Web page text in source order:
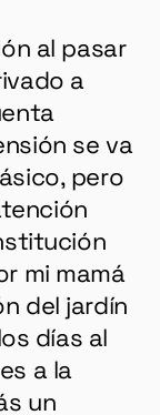
al pasar
a
se va
pero
mi mamá
del jardín
días al
a la
un